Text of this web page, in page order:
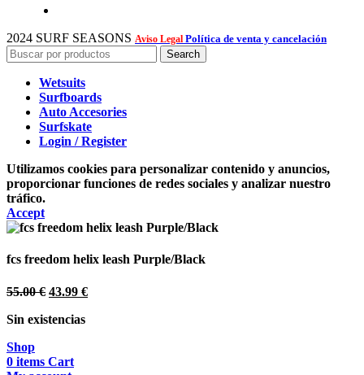
2024 SURF SEASONS Aviso Legal Política de venta y cancelación
Search
Wetsuits
Surfboards
Auto Accesories
Surfskate
Login / Register
Utilizamos cookies para personalizar contenido y anuncios,
proporcionar funciones de redes sociales y analizar nuestro
tráfico.
Accept
fcs freedom helix leash Purple/Black
55.00€ El
original
43.99 €El
Sin existencias
Shop
0 items Cart